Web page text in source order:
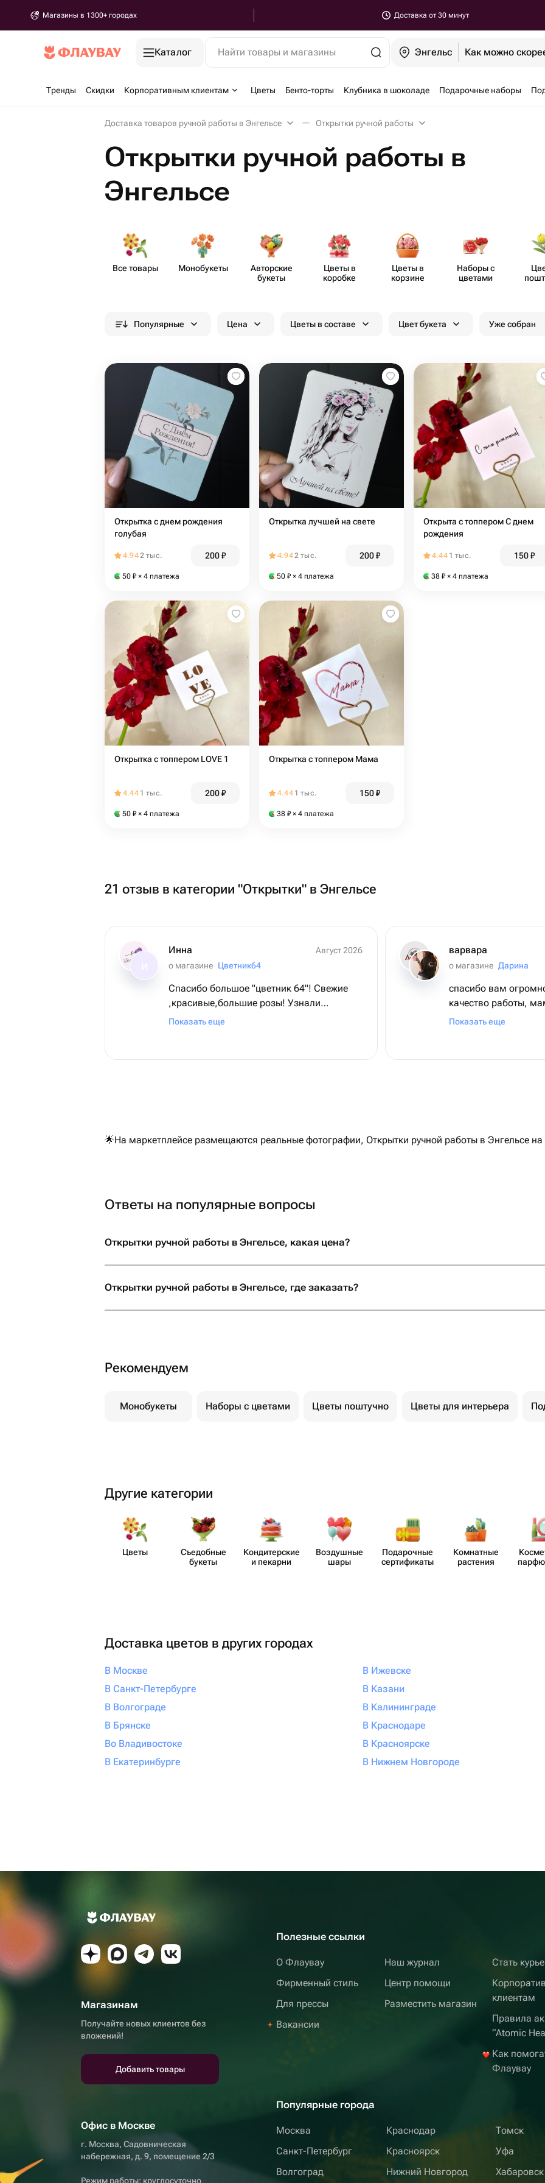
Магазины в 1300+ городах Доставка от 30 минут
Каталог Найти товары и магазины Энгельс Как можно
Тренды Скидки Корпоративным клиентам Цветы Бенто-торты Клубника в шоколаде Подарочные наборы
Доставка товаров ручной работы в Энгельсе Открытки ручной работы
Открытки ручной работы в
Энгельсе
Все товары Моно​букеты
Авторские
букеты
Цветы в
коробке
Цветы в
корзине
Наборы с
цветами
Популярные Цена Цветы в составе Цвет букета Уже собран
Открытка с днем рождения
голубая
4.942 тыс. 200₽
50 ₽ × 4 платежа
Открытка лучшей на свете
4.942 тыс. 200₽
50 ₽ × 4 платежа
Открыта с топпером С днем
рождения
4.44 1 тыс. 150₽
38 ₽ × 4 платежа
Открытка с топпером LOVE 1
4.44 1 тыс. 200₽
50 ₽ × 4 платежа
Открытка с топпером Мама
4.44 1 тыс. 150₽
38 ₽ × 4 платежа
21 отзыв в категории "Открытки" в Энгельсе
Инна
Август 2026
о магазине Цветник64
Спасибо большое "цветник 64"! Свежие
,красивые,большие розы! Узнали
подходящее время для доставки у
Показать еще
варвара
о магазине Дарина
спасибо вам
качество работы,
очень все круто и
Показать еще
🌟На маркетплейсе размещаются реальные фотографии, Открытки ручной работы в Энгельсе
Ответы на популярные вопросы
Открытки ручной работы в Энгельсе, какая цена?
Открытки ручной работы в Энгельсе, где заказать?
Рекомендуем
Монобукеты Наборы с цветами Цветы поштучно Цветы для интерьера
Другие категории
Цветы
Съедобные
букеты
Кондит​ерские
и пекарни
Воздушные
шары
Пода​рочные
серти​фикаты
Комнатные
растения
Доставка цветов в других городах
В Москве
В Санкт-Петербурге
В Волгограде
В Брянске
Во Владивостоке
В Екатеринбурге
В Ижевске
В Казани
В Калининграде
В Краснодаре
В Красноярске
В Нижнем Новгороде
Магазинам
Получайте новых клиентов без
вложений!
Добавить товары
Офис в Москве
г. Москва, Садовническая
набережная, д. 9, помещение 2/3
Режим работы: круглосуточно
Полезные ссылки
О Флаувау
Фирменный стиль
Для прессы
Вакансии
Наш журнал
Центр помощи
Разместить магазин
Стать
клиентам
Правила
“Atomic
Как
Флаувау
Популярные города
Москва
Санкт-Петербург
Волгоград
Краснодар
Красноярск
Нижний Новгород
Томск
Уфа
Хабаровск